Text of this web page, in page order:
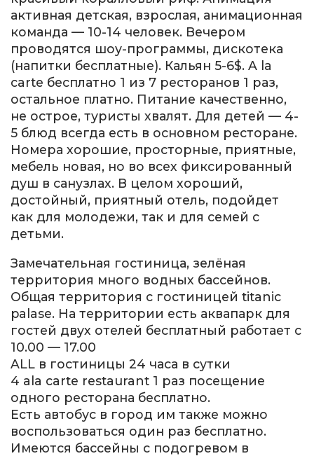
активная детская, взрослая, анимационная
команда — 10-14 человек. Вечером
проводятся шоу-программы, дискотека
(напитки бесплатные). Кальян 5-6$. A la
carte бесплатно 1 из 7 ресторанов 1 раз,
остальное платно. Питание качественно,
не острое, туристы хвалят. Для детей — 4-
5 блюд всегда есть в основном ресторане.
Номера хорошие, просторные, приятные,
мебель новая, но во всех фиксированный
душ в санузлах. В целом хороший,
достойный, приятный отель, подойдет
как для молодежи, так и для семей с
детьми.
Замечательная гостиница, зелёная
территория много водных бассейнов.
Общая территория с гостиницей titanic
palase. На территории есть аквапарк для
гостей двух отелей бесплатный работает с
10.00 — 17.00
ALL в гостиницы 24 часа в сутки
4 ala carte restaurant 1 раз посещение
одного ресторана бесплатно.
Есть автобус в город им также можно
воспользоваться один раз бесплатно.
Имеются бассейны с подогревом в